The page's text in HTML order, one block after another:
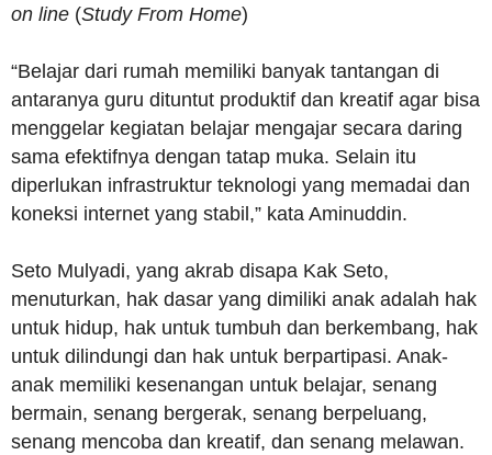
on line (Study From Home)
“Belajar dari rumah memiliki banyak tantangan di
antaranya guru dituntut produktif dan kreatif agar bisa
menggelar kegiatan belajar mengajar secara daring
sama efektifnya dengan tatap muka. Selain itu
diperlukan infrastruktur teknologi yang memadai dan
koneksi internet yang stabil,” kata Aminuddin.
Seto Mulyadi, yang akrab disapa Kak Seto,
menuturkan, hak dasar yang dimiliki anak adalah hak
untuk hidup, hak untuk tumbuh dan berkembang, hak
untuk dilindungi dan hak untuk berpartipasi. Anak-
anak memiliki kesenangan untuk belajar, senang
bermain, senang bergerak, senang berpeluang,
senang mencoba dan kreatif, dan senang melawan.